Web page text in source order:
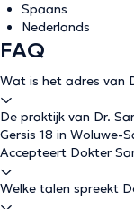
Spaans
Nederlands
FAQ
Wat is het adres van
De praktijk van Dr.
Gersis 18 in Woluwe-
Accepteert Dokter
Welke talen spreekt